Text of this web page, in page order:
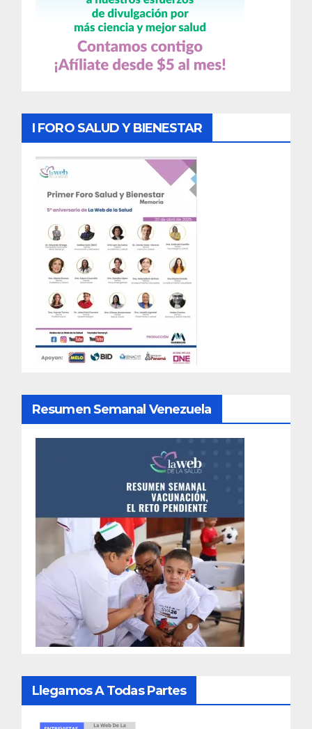
I FORO SALUD Y BIENESTAR
Resumen Semanal Venezuela
Llegamos A Todas Partes